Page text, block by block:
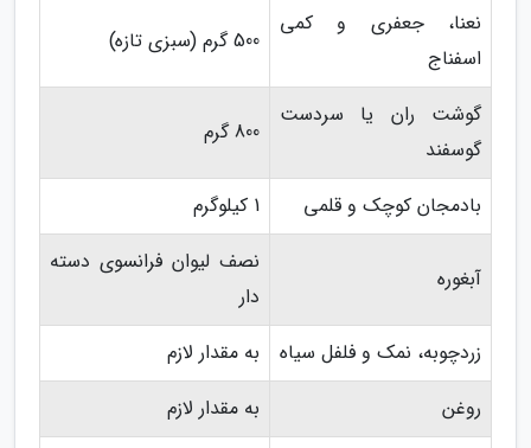
نعنا، جعفری و کمی
اسفناج
500 گرم (سبزی تازه)
گوشت ران یا سردست
گوسفند
800 گرم
بادمجان کوچک و قلمی 1 کیلوگرم
آبغوره
نصف لیوان فرانسوی دسته
دار
زردچوبه، نمک و فلفل سیاه
به مقدار لازم
روغن
به مقدار لازم